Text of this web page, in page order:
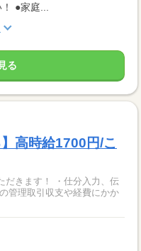
●家庭...
る
高時給1700円/こ
だきます！ ・仕分入力、伝
管理取引収支や経費にかか